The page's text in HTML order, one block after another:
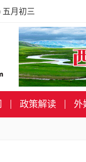
月初三
政策解读 外